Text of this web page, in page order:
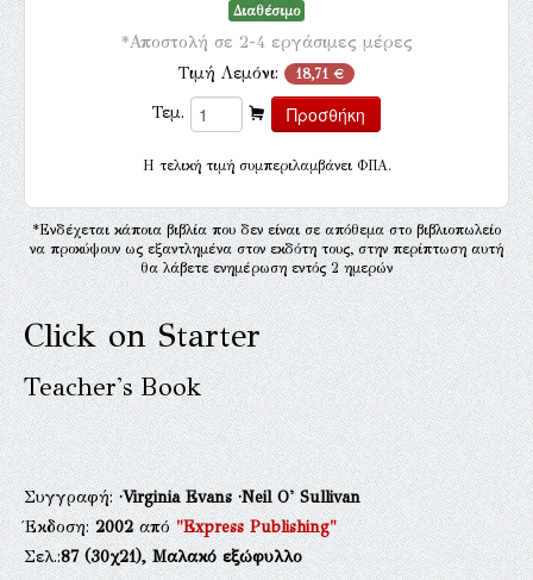
Διαθέσιμο
*Αποστολή σε 2-4 εργάσιμες μέρες
Τιμή Λεμόνι: 18,71 €
Τεμ.
H τελική τιμή συμπεριλαμβάνει ΦΠΑ.
*Ενδέχεται κάποια βιβλία που δεν είναι σε απόθεμα στο βιβλιοπωλείο
να προκύψουν ως εξαντλημένα στον εκδότη τους, στην περίπτωση αυτή
θα λάβετε ενημέρωση εντός 2 ημερών
Click on Starter
Teacher's Book
Συγγραφή:·Virginia Evans·Neil O' Sullivan
Έκδοση:2002από"Express Publishing"
Σελ.:87(30χ21), Μαλακό εξώφυλλο